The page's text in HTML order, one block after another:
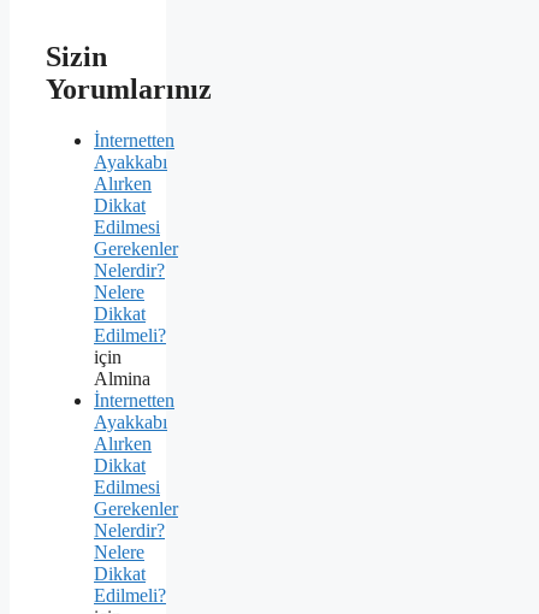
Sizin
Yorumlarınız
İnternetten
Ayakkabı
Alırken
Dikkat
Edilmesi
Gerekenler
Nelerdir?
Nelere
Dikkat
Edilmeli?
için
Almina
İnternetten
Ayakkabı
Alırken
Dikkat
Edilmesi
Gerekenler
Nelerdir?
Nelere
Dikkat
Edilmeli?